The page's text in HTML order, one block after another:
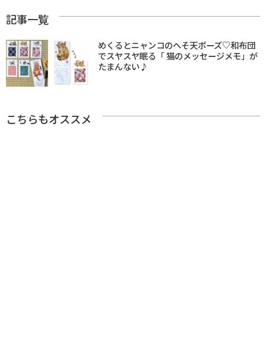
記事一覧
めくるとニャンコのへそ天ポーズ♡和布団
でスヤスヤ眠る「 猫のメッセージメモ」が
たまんない♪
こちらもオススメ